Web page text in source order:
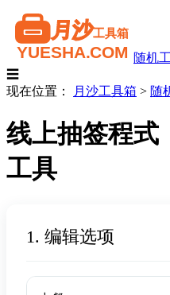
随机
☰
现在位置：
月沙工具箱 > 随
线上抽签程式
工具
1. 编辑选项